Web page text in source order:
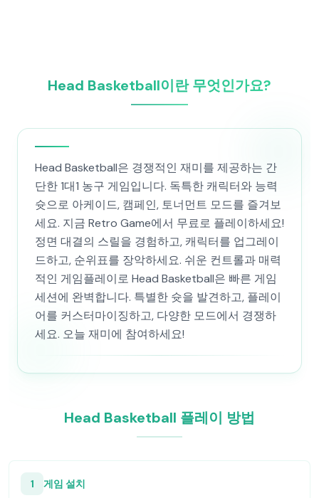
Head Basketball이란 무엇인가요?
Head Basketball은 경쟁적인 재미를 제공하는 간
단한 1대1 농구 게임입니다. 독특한 캐릭터와 능력
슛으로 아케이드, 캠페인, 토너먼트 모드를 즐겨보
세요. 지금 Retro Game에서 무료로 플레이하세요!
정면 대결의 스릴을 경험하고, 캐릭터를 업그레이
드하고, 순위표를 장악하세요. 쉬운 컨트롤과 매력
적인 게임플레이로 Head Basketball은 빠른 게임
세션에 완벽합니다. 특별한 슛을 발견하고, 플레이
어를 커스터마이징하고, 다양한 모드에서 경쟁하
세요. 오늘 재미에 참여하세요!
Head Basketball 플레이 방법
1 게임 설치